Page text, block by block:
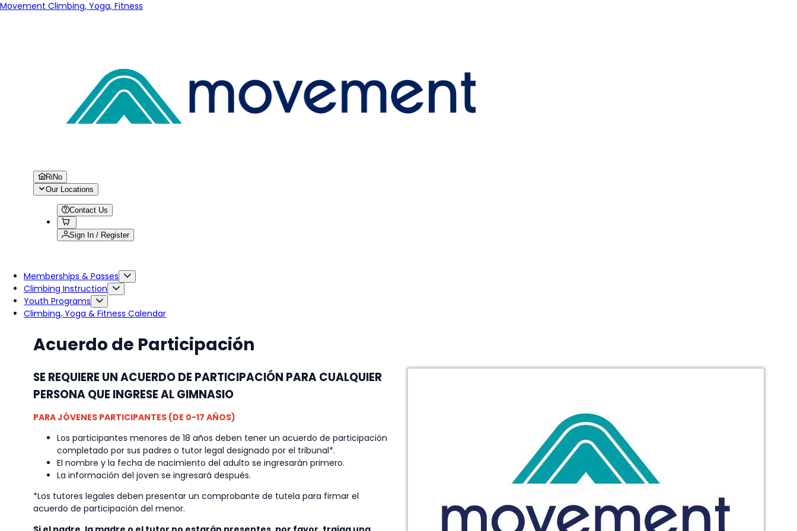
Movement Climbing, Yoga, Fitness
RiNo
Our Locations
Contact Us
Sign In / Register
Memberships & Passes
Climbing Instruction
Youth Programs
Climbing, Yoga & Fitness Calendar
Acuerdo de Participación
SE REQUIERE UN ACUERDO DE PARTICIPACIÓN PARA CUALQUIER
PERSONA QUE INGRESE AL GIMNASIO
PARA JÓVENES PARTICIPANTES (DE 0-17 AÑOS)
Los participantes menores de 18 años deben tener un acuerdo de participación
completado por sus padres o tutor legal designado por el tribunal*.
El nombre y la fecha de nacimiento del adulto se ingresarán primero.
La información del joven se ingresará después.
*Los tutores legales deben presentar un comprobante de tutela para firmar el
acuerdo de participación del menor.